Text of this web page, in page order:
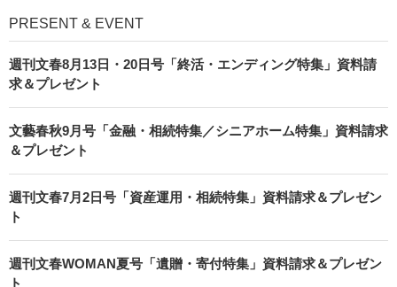
PRESENT & EVENT
週刊文春8月13日・20日号「終活・エンディング特集」資料請
求＆プレゼント
文藝春秋9月号「金融・相続特集／シニアホーム特集」資料請求
＆プレゼント
週刊文春7月2日号「資産運用・相続特集」資料請求＆プレゼン
ト
週刊文春WOMAN夏号「遺贈・寄付特集」資料請求＆プレゼン
ト